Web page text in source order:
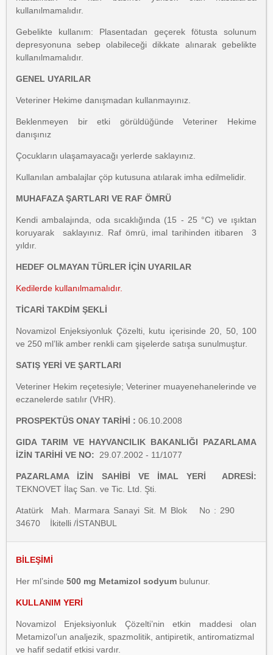
kullanılmamalıdır.
Gebelikte kullanım: Plasentadan geçerek fötusta solunum
depresyonuna sebep olabileceği dikkate alınarak gebelikte
kullanılmamalıdır.
GENEL UYARILAR
Veteriner Hekime danışmadan kullanmayınız.
Beklenmeyen bir etki görüldüğünde Veteriner Hekime
danışınız
Çocukların ulaşamayacağı yerlerde saklayınız.
Kullanılan ambalajlar çöp kutusuna atılarak imha edilmelidir.
MUHAFAZA ŞARTLARI VE RAF ÖMRÜ
Kendi ambalajında, oda sıcaklığında (15 - 25 °C) ve ışıktan
koruyarak saklayınız. Raf ömrü, imal tarihinden itibaren 3
yıldır.
HEDEF OLMAYAN TÜRLER İÇİN UYARILAR
Kedilerde kullanılmamalıdır.
TİCARİ TAKDİM ŞEKLİ
Novamizol Enjeksiyonluk Çözelti, kutu içerisinde 20, 50, 100
ve 250 ml’lik amber renkli cam şişelerde satışa sunulmuştur.
SATIŞ YERİ VE ŞARTLARI
Veteriner Hekim reçetesiyle; Veteriner muayenehanelerinde ve
eczanelerde satılır (VHR).
PROSPEKTÜS ONAY TARİHİ : 06.10.2008
GIDA TARIM VE HAYVANCILIK BAKANLIĞI PAZARLAMA
İZİN TARİHİ VE NO: 29.07.2002 - 11/1077
PAZARLAMA İZİN SAHİBİ VE İMAL YERİ ADRESİ:
TEKNOVET İlaç San. ve Tic. Ltd. Şti.
Atatürk Mah. Marmara Sanayi Sit. M Blok No : 290
34670 İkitelli /İSTANBUL
BİLEŞİMİ
Her ml’sinde 500 mg Metamizol sodyum bulunur.
KULLANIM YERİ
Novamizol Enjeksiyonluk Çözelti’nin etkin maddesi olan
Metamizol’un analjezik, spazmolitik, antipiretik, antiromatizmal
ve hafif sedatif etkisi vardır.